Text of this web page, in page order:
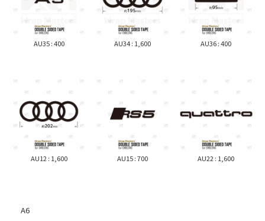
AU35 : 400 AU34 : 1,600 AU36 : 400
AU12 : 1,600 AU15 : 700 AU22 : 1,600
A6